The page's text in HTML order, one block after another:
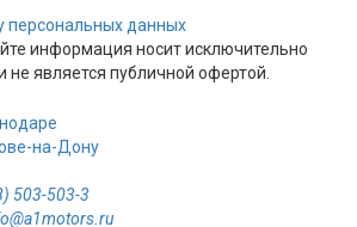
персональных данных
информация носит исключительно
не является публичной офертой.
на-Дону
503-503-3